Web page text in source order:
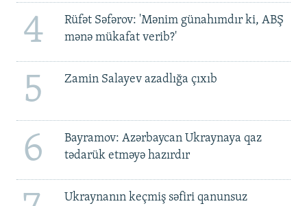
4
Rüfət Səfərov: 'Mənim günahımdır ki, ABŞ
mənə mükafat verib?'
5 Zamin Salayev azadlığa çıxıb
6
Bayramov: Azərbaycan Ukraynaya qaz
tədarük etməyə hazırdır
Ukraynanın keçmiş səfiri qanunsuz